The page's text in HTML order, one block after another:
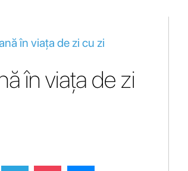
în viața de zi cu zi
în viața de zi